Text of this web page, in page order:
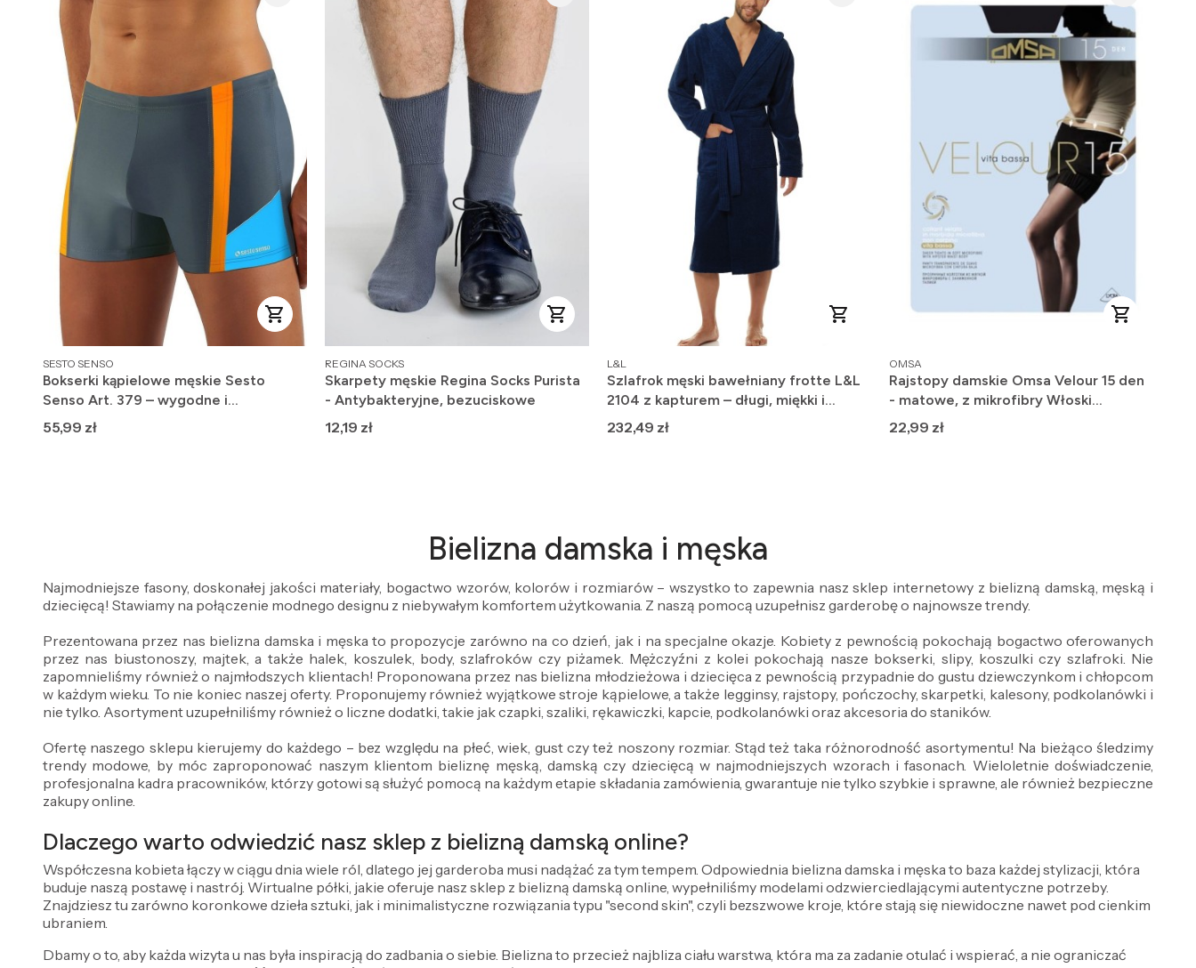
PRODUCENT
SESTO SENSO
Bokserki kąpielowe męskie Sesto
Senso Art. 379 – wygodne i
szybkoschnące
Cena
55,99 zł
PRODUCENT
REGINA SOCKS
Skarpety męskie Regina Socks Purista
- Antybakteryjne, bezuciskowe
Cena
12,19 zł
PRODUCENT
L&L
Szlafrok męski bawełniany frotte L&L
2104 z kapturem – długi, miękki i
wygodny
Cena
232,49 zł
PRODUCENT
OMSA
Rajstopy damskie Omsa Velour 15 den
- matowe, z mikrofibry Włoski
Producent
Cena
22,99 zł
Bielizna damska i męska
Najmodniejsze fasony, doskonałej jakości materiały, bogactwo wzorów, kolorów i rozmiarów – wszystko to zapewnia nasz sklep internetowy z bielizną damską, męską i
dziecięcą! Stawiamy na połączenie modnego designu z niebywałym komfortem użytkowania. Z naszą pomocą uzupełnisz garderobę o najnowsze trendy.
Prezentowana przez nas bielizna damska i męska to propozycje zarówno na co dzień, jak i na specjalne okazje. Kobiety z pewnością pokochają bogactwo oferowanych
przez nas biustonoszy, majtek, a także halek, koszulek, body, szlafroków czy piżamek. Mężczyźni z kolei pokochają nasze bokserki, slipy, koszulki czy szlafroki. Nie
zapomnieliśmy również o najmłodszych klientach! Proponowana przez nas bielizna młodzieżowa i dziecięca z pewnością przypadnie do gustu dziewczynkom i chłopcom
w każdym wieku. To nie koniec naszej oferty. Proponujemy również wyjątkowe stroje kąpielowe, a także legginsy, rajstopy, pończochy, skarpetki, kalesony, podkolanówki i
nie tylko. Asortyment uzupełniliśmy również o liczne dodatki, takie jak czapki, szaliki, rękawiczki, kapcie, podkolanówki oraz akcesoria do staników.
Ofertę naszego sklepu kierujemy do każdego – bez względu na płeć, wiek, gust czy też noszony rozmiar. Stąd też taka różnorodność asortymentu! Na bieżąco śledzimy
trendy modowe, by móc zaproponować naszym klientom bieliznę męską, damską czy dziecięcą w najmodniejszych wzorach i fasonach. Wieloletnie doświadczenie,
profesjonalna kadra pracowników, którzy gotowi są służyć pomocą na każdym etapie składania zamówienia, gwarantuje nie tylko szybkie i sprawne, ale również bezpieczne
zakupy online.
Dlaczego warto odwiedzić nasz sklep z bielizną damską online?
Współczesna kobieta łączy w ciągu dnia wiele ról, dlatego jej garderoba musi nadążać za tym tempem. Odpowiednia bielizna damska i męska to baza każdej stylizacji, która
buduje naszą postawę i nastrój. Wirtualne półki, jakie oferuje nasz sklep z bielizną damską online, wypełniliśmy modelami odzwierciedlającymi autentyczne potrzeby.
Znajdziesz tu zarówno koronkowe dzieła sztuki, jak i minimalistyczne rozwiązania typu "second skin", czyli bezszwowe kroje, które stają się niewidoczne nawet pod cienkim
ubraniem.
Dbamy o to, aby każda wizyta u nas była inspiracją do zadbania o siebie. Bielizna to przecież najbliza ciału warstwa, która ma za zadanie otulać i wspierać, a nie ograniczać